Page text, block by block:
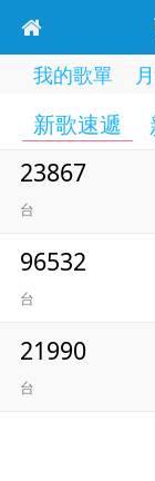
我的歌單
新歌速遞
23867
台
96532
台
21990
台